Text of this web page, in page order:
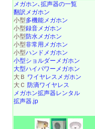
メガホン､拡声器の一覧
翻訳メガホン
小型多機能メガホン
小型録音メガホン
小型防水メガホン
小型非常用メガホン
小型ハンドメガホン
小型ショルダーメガホン
大型ハイパワーメガホン
大Ｂ ワイヤレスメガホン
大Ｃ 防滴ワイヤレス
メガホン拡声器レンタル
拡声器.jp